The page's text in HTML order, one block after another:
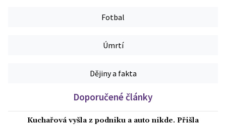
Fotbal
Úmrtí
Dějiny a fakta
Doporučené články
Kuchařová vyšla z podniku a auto nikde. Přišla